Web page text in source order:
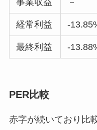
事業収益 －
経常利益 -
最終利益 -
PER比較
赤字が続いており比